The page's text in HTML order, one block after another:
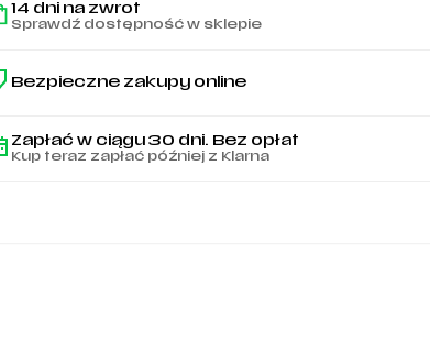
14 dni na zwrot
Sprawdź dostępność w sklepie
Bezpieczne zakupy online
Zapłać w ciągu 30 dni. Bez opłat
Kup teraz zapłać później z Klarna